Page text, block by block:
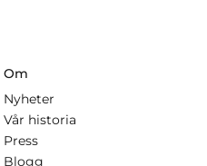
Om
Nyheter
Vår historia
Press
Blogg